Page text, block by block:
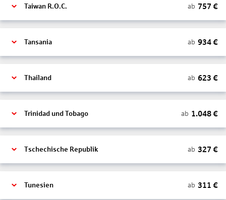
Taiwan R.O.C. ab 757 €
Tansania ab 934€
Thailand ab 623 €
Trinidad und Tobago ab 1.048€
Tschechische Republik ab 327 €
Tunesien ab 311 €